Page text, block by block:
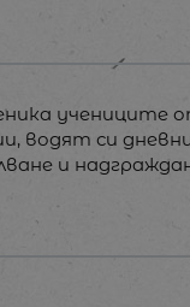
учениците
водят си
и